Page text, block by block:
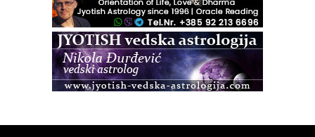
Zagreb+Online
Osnovni ThetaHealing® tečaj, Zagreb i Online
Access BARS®, otpusti stres